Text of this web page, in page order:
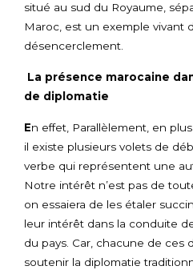
situé au sud du Royaume,
Maroc, est un exemple vivant
désencerclement.
La présence marocaine
de diplomatie
En effet, Parallèlement, en
il existe plusieurs volets de
verbe qui représentent une
Notre intérêt n’est pas de
on essaiera de les étaler
leur intérêt dans la conduite
du pays. Car, chacune de ces
soutenir la diplomatie